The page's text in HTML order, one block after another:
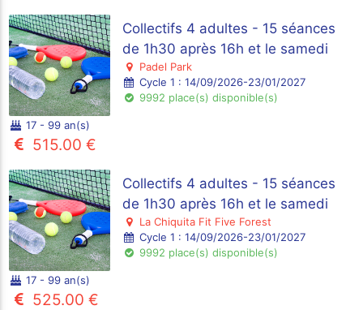
Collectifs 4 adultes - 15 séances
de 1h30 après 16h et le samedi
Padel Park
Cycle 1 : 14/09/2026-23/01/2027
9992 place(s) disponible(s)
17 - 99 an(s)
515.00 €
Collectifs 4 adultes - 15 séances
de 1h30 après 16h et le samedi
La Chiquita Fit Five Forest
Cycle 1 : 14/09/2026-23/01/2027
9992 place(s) disponible(s)
17 - 99 an(s)
525.00 €